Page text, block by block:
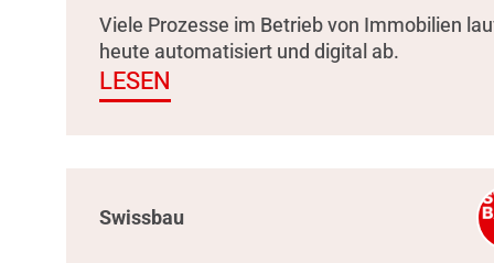
Viele Prozesse im Betrieb von Immobilien
heute automatisiert und digital ab.
LESEN
Swissbau